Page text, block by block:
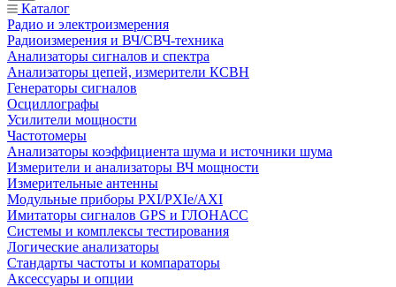
Каталог
Радио и электроизмерения
Радиоизмерения и ВЧ/СВЧ-техника
Анализаторы сигналов и спектра
Анализаторы цепей, измерители КСВН
Генераторы сигналов
Осциллографы
Усилители мощности
Частотомеры
Анализаторы коэффициента шума и источники шума
Измерители и анализаторы ВЧ мощности
Измерительные антенны
Модульные приборы PXI/PXIe/AXI
Имитаторы сигналов GPS и ГЛОНАСС
Системы и комплексы тестирования
Логические анализаторы
Стандарты частоты и компараторы
Аксессуары и опции